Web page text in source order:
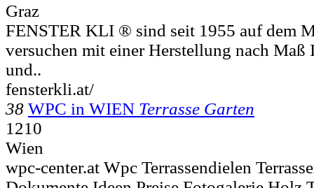
Graz
FENSTER KLI ® sind seit 1955 auf dem
versuchen mit einer Herstellung nach Maß
und..
fensterkli.at/
38 WPC in WIEN Terrasse Garten
1210
Wien
wpc-center.at Wpc Terrassendielen